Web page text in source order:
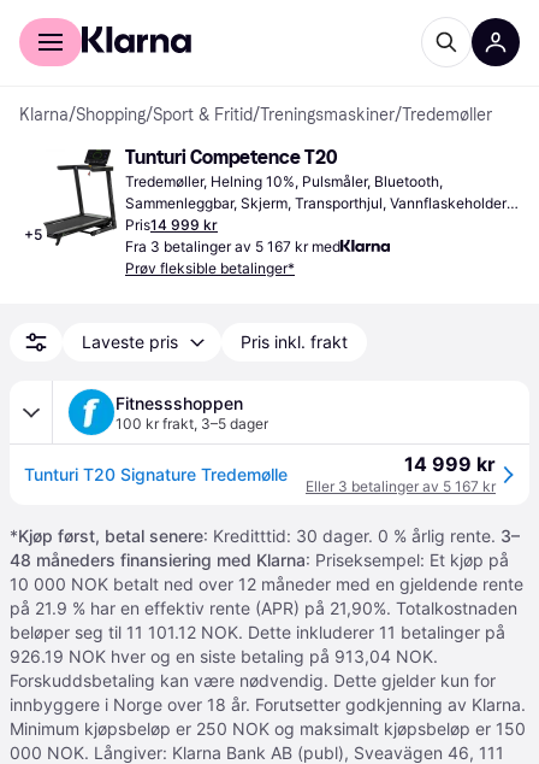
For kunder
Klarna/Shopping/Sport & Fritid/Treningsmaskiner/Tredemøller
+5
Tunturi Competence T20
Tredemøller, Helning 10%, Pulsmåler, Bluetooth,
Sammenleggbar, Skjerm, Transporthjul, Vannflaskeholder,
Hastighetsmåler, Kalorimåler, Stoppeklokke
Pris14 999 kr
Fra 3 betalinger av 5 167 kr med
Prøv fleksible betalinger*
Laveste pris Pris inkl. frakt
Fitnessshoppen
100 kr frakt, 3–5 dager
Tunturi T20 Signature Tredemølle 14 999 kr
Eller 3 betalinger av 5 167 kr
*Kjøp først, betal senere: Kreditttid: 30 dager. 0 % årlig rente. 3–
48 måneders finansiering med Klarna: Priseksempel: Et kjøp på
10 000 NOK betalt ned over 12 måneder med en gjeldende rente
på 21.9 % har en effektiv rente (APR) på 21,90%. Totalkostnaden
beløper seg til 11 101.12 NOK. Dette inkluderer 11 betalinger på
926.19 NOK hver og en siste betaling på 913,04 NOK.
Forskuddsbetaling kan være nødvendig. Dette gjelder kun for
innbyggere i Norge over 18 år. Forutsetter godkjenning av Klarna.
Minimum kjøpsbeløp er 250 NOK og maksimalt kjøpsbeløp er 150
000 NOK. Långiver: Klarna Bank AB (publ), Sveavägen 46, 111